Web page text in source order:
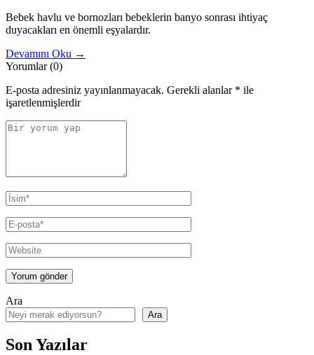
Bebek havlu ve bornozları bebeklerin banyo sonrası ihtiyaç
duyacakları en önemli eşyalardır.
Devamını Oku →
Yorumlar (0)
E-posta adresiniz yayınlanmayacak. Gerekli alanlar * ile
işaretlenmişlerdir
Ara
Ara
Son Yazılar